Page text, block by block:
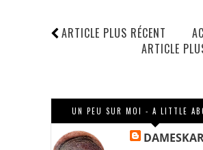
ARTICLE PLUS RÉCENT
ARTICLE
UN PEU SUR MOI - A LITTLE